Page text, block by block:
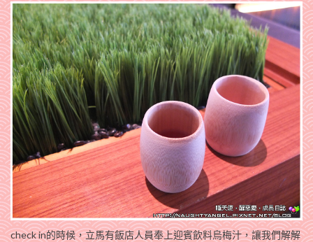
check in的時候，立馬有飯店人員奉上迎賓飲料烏梅汁，讓我們解解